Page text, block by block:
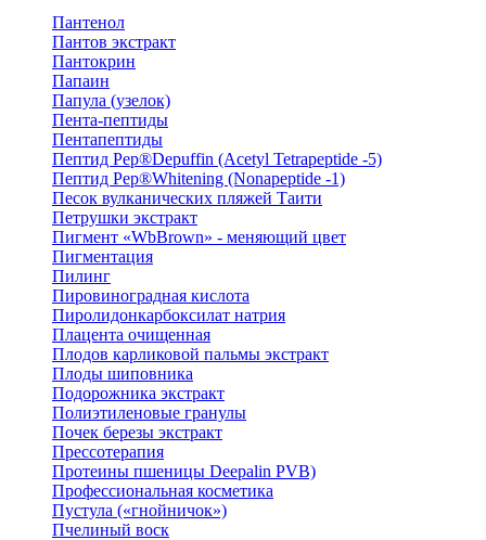
Пантенол
Пантов экстракт
Пантокрин
Папаин
Папула (узелок)
Пента-пептиды
Пентапептиды
Пептид Pep®Depuffin (Acetyl Tetrapeptide -5)
Пептид Pep®Whitening (Nonapeptide -1)
Песок вулканических пляжей Таити
Петрушки экстракт
Пигмент «WbBrown» - меняющий цвет
Пигментация
Пилинг
Пировиноградная кислота
Пиролидонкарбоксилат натрия
Плацента очищенная
Плодов карликовой пальмы экстракт
Плоды шиповника
Подорожника экстракт
Полиэтиленовые гранулы
Почек березы экстракт
Прессотерапия
Протеины пшеницы Deepalin PVB)
Профессиональная косметика
Пустула («гнойничок»)
Пчелиный воск